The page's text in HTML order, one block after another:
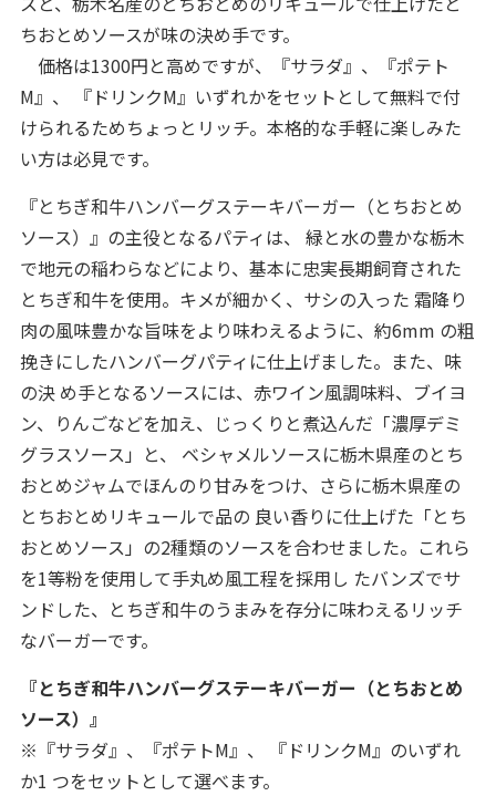
ちおとめソースが味の決め手です。
価格は1300円と高めですが、『サラダ』、『ポテト
M』、 『ドリンクM』いずれかをセットとして無料で付
けられるためちょっとリッチ。本格的な手軽に楽しみた
い方は必見です。
『とちぎ和牛ハンバーグステーキバーガー（とちおとめ
ソース）』の主役となるパティは、 緑と水の豊かな栃木
で地元の稲わらなどにより、基本に忠実長期飼育された
とちぎ和牛を使用。キメが細かく、サシの入った 霜降り
肉の風味豊かな旨味をより味わえるように、約6mm の粗
挽きにしたハンバーグパティに仕上げました。また、味
の決 め手となるソースには、赤ワイン風調味料、ブイヨ
ン、りんごなどを加え、じっくりと煮込んだ「濃厚デミ
グラスソース」と、 ベシャメルソースに栃木県産のとち
おとめジャムでほんのり甘みをつけ、さらに栃木県産の
とちおとめリキュールで品の 良い香りに仕上げた「とち
おとめソース」の2種類のソースを合わせました。これら
を1等粉を使用して手丸め風工程を採用し たバンズでサ
ンドした、とちぎ和牛のうまみを存分に味わえるリッチ
なバーガーです。
『とちぎ和牛ハンバーグステーキバーガー（とちおとめ
ソース）』
※『サラダ』、『ポテトM』、 『ドリンクM』のいずれ
か1 つをセットとして選べます。